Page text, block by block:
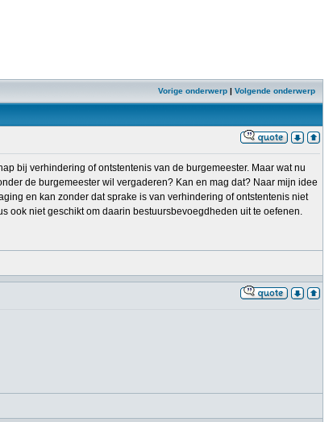
Vorige onderwerp | Volgende onderwerp
bij verhindering of ontstentenis van de burgemeester. Maar wat nu
de burgemeester wil vergaderen? Kan en mag dat? Naar mijn idee
en kan zonder dat sprake is van verhindering of ontstentenis niet
ook niet geschikt om daarin bestuursbevoegdheden uit te oefenen.